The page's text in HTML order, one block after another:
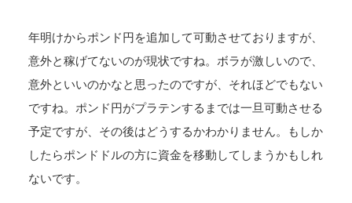
年明けからポンド円を追加して可動させておりますが、
意外と稼げてないのが現状ですね。ボラが激しいので、
意外といいのかなと思ったのですが、それほどでもない
ですね。ポンド円がプラテンするまでは一旦可動させる
予定ですが、その後はどうするかわかりません。もしか
したらポンドドルの方に資金を移動してしまうかもしれ
ないです。